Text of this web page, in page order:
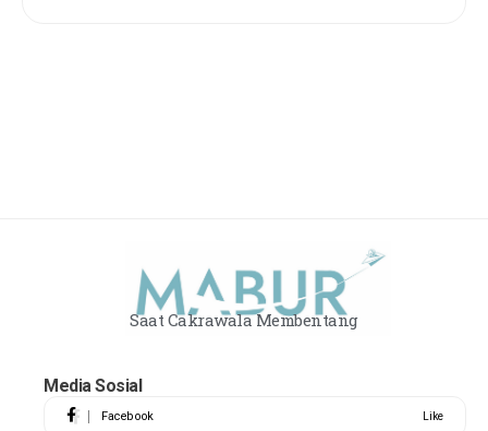
Saat Cakrawala Membentang
Media Sosial
Facebook Like